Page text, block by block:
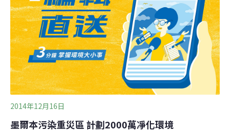
和鉛的含量作過特別規定。慈善機構Sustrans的負責人菲
力浦，英國的空氣污染是「犯罪」，而且是國家的恥辱，
他呼籲下屆政府要嚴肅對待空氣污染問題。
2014年12月16日
墨爾本污染重災區 計劃2000萬凈化環境